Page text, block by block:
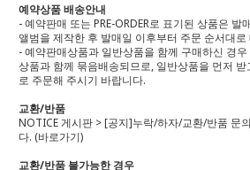
예약상품 배송안내
- 예약판매 또는 PRE-ORDER로 표기된 상품은
앨범을 제작한 후 발매일 이후부터 주문 순서대로
- 예약판매상품과 일반상품을 함께 구매하신 경
상품과 함께 묶음배송되므로, 일반상품을 먼저
로 주문해 주시기 바랍니다.
교환/반품
NOTICE 게시판 > [공지]누락/하자/교환/반품 문
다. (바로가기)
교환/반품 불가능한 경우